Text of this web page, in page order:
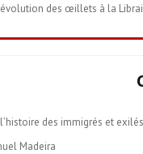
des œillets à la
des immigrés et
Madeira